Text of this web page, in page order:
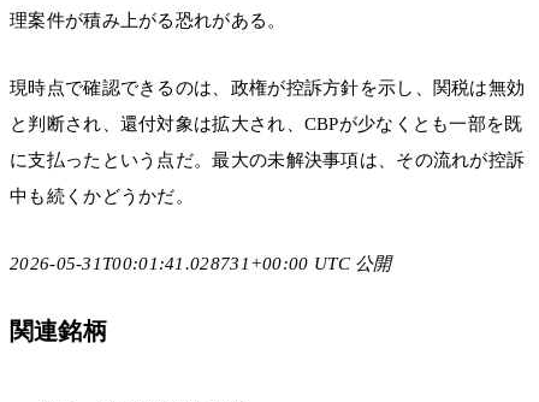
理案件が積み上がる恐れがある。
現時点で確認できるのは、政権が控訴方針を示し、関税は無効
と判断され、還付対象は拡大され、CBPが少なくとも一部を既
に支払ったという点だ。最大の未解決事項は、その流れが控訴
中も続くかどうかだ。
2026-05-31T00:01:41.028731+00:00 UTC 公開
関連銘柄